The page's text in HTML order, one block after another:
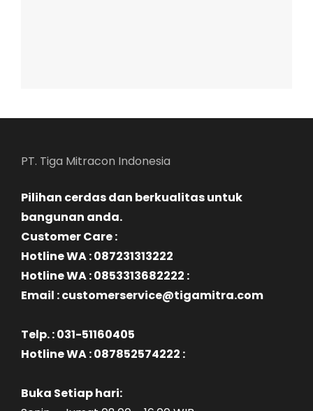
PT. Tiga Mitracon Indonesia
Pilihan cerdas dan berkualitas untuk
bangunan anda.
Customer Care :
Hotline WA : 087231313222
Hotline WA : 0853313682222 :
Email : customerservice@tigamitra.com
Telp. : 031-51160405
Hotline WA : 087852574222 :
Buka Setiap hari: